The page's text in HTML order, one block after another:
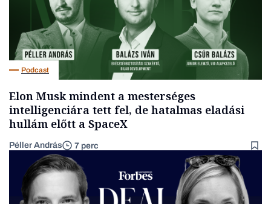
Podcast
Elon Musk mindent a mesterséges
intelligenciára tett fel, de hatalmas eladási
hullám előtt a SpaceX
Péller András 7 perc